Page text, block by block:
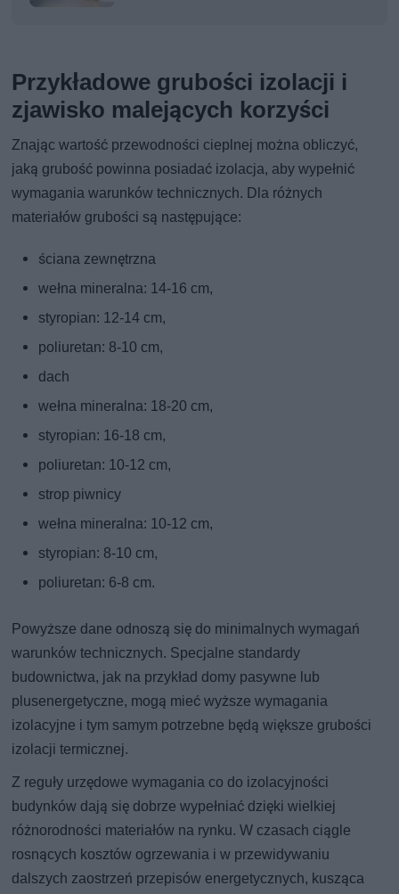
Przykładowe grubości izolacji i
zjawisko malejących korzyści
Znając wartość przewodności cieplnej można obliczyć,
jaką grubość powinna posiadać izolacja, aby wypełnić
wymagania warunków technicznych. Dla różnych
materiałów grubości są następujące:
ściana zewnętrzna
wełna mineralna: 14-16 cm,
styropian: 12-14 cm,
poliuretan: 8-10 cm,
dach
wełna mineralna: 18-20 cm,
styropian: 16-18 cm,
poliuretan: 10-12 cm,
strop piwnicy
wełna mineralna: 10-12 cm,
styropian: 8-10 cm,
poliuretan: 6-8 cm.
Powyższe dane odnoszą się do minimalnych wymagań
warunków technicznych. Specjalne standardy
budownictwa, jak na przykład domy pasywne lub
plusenergetyczne, mogą mieć wyższe wymagania
izolacyjne i tym samym potrzebne będą większe grubości
izolacji termicznej.
Z reguły urzędowe wymagania co do izolacyjności
budynków dają się dobrze wypełniać dzięki wielkiej
różnorodności materiałów na rynku. W czasach ciągle
rosnących kosztów ogrzewania i w przewidywaniu
dalszych zaostrzeń przepisów energetycznych, kusząca